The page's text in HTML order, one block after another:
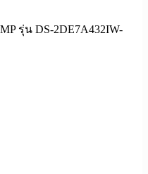
รุ่น DS-2DE7A432IW-